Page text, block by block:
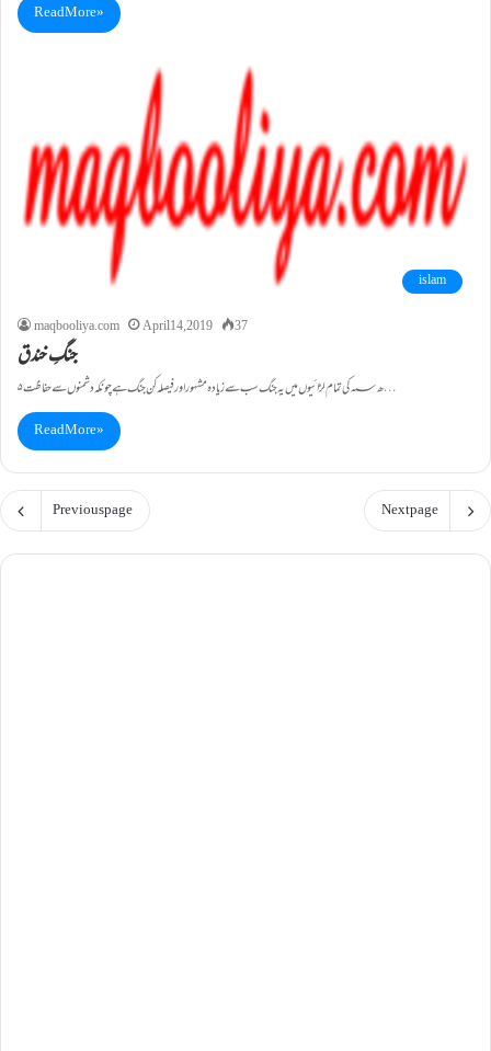
Read More »
islam
maqbooliya.com
April 14, 2019 37
جنگِ خندق
۵ھ؁ کی تمام لڑائیوں میں یہ جنگ سب سے زیادہ مشہور اور فیصلہ کن جنگ ہے چونکہ دشمنوں سے حفاظت…
Read More »
Previous page Next page